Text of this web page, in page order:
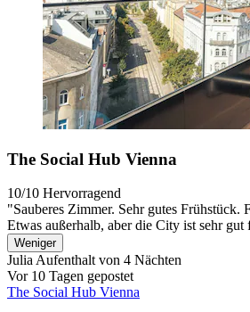
The Social Hub Vienna
10/10 Hervorragend
"Sauberes Zimmer. Sehr gutes Frühstück.
Etwas außerhalb, aber die City ist sehr
Weniger
Julia Aufenthalt von 4 Nächten
Vor 10 Tagen gepostet
The Social Hub Vienna